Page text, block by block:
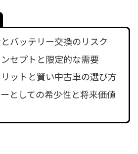
バッテリー交換のリスク
セプトと限定的な需要
ットと賢い中古車の選び方
としての希少性と将来価値